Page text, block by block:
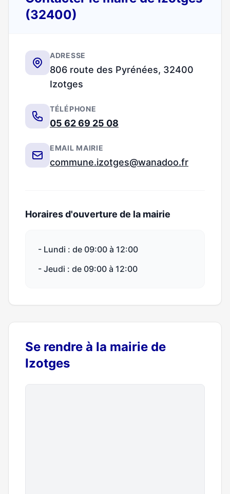
(32400)
ADRESSE
806 route des Pyrénées, 32400
Izotges
TÉLÉPHONE
05 62 69 25 08
EMAIL MAIRIE
commune.izotges@wanadoo.fr
Horaires d'ouverture de la mairie
- Lundi : de 09:00 à 12:00
- Jeudi : de 09:00 à 12:00
Se rendre à la mairie de
Izotges